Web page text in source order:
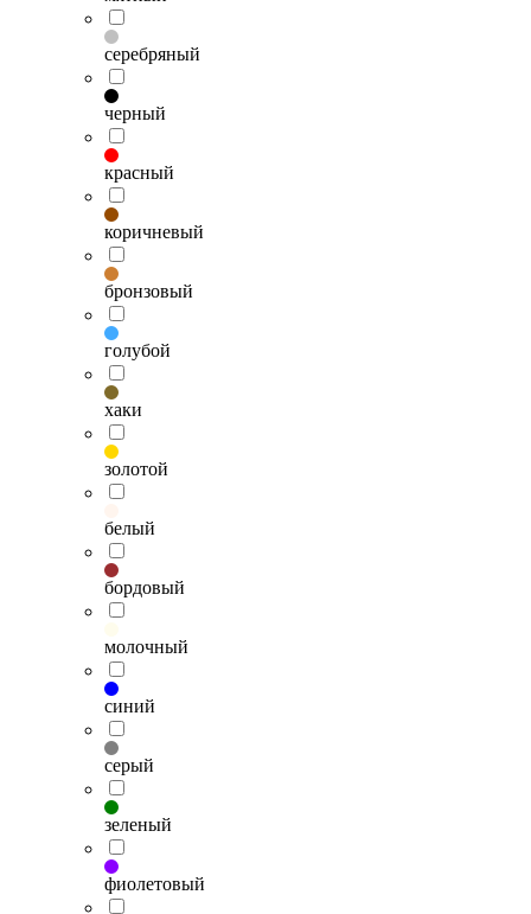
серебряный
черный
красный
коричневый
бронзовый
голубой
хаки
золотой
белый
бордовый
молочный
синий
серый
зеленый
фиолетовый